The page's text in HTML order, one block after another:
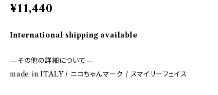
¥11,440
International shipping available
—その他の詳細について—
made in ITALY / ニコちゃんマーク / スマイリーフェイス